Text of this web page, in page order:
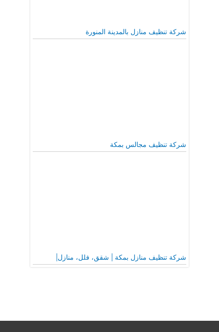
شركة تنظيف منازل بالمدينة المنورة
شركة تنظيف مجالس بمكة
شركة تنظيف منازل بمكة | شقق، فلل، منازل|